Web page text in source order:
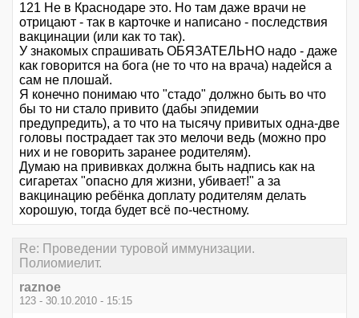
121 Не в Краснодаре это. Но там даже врачи не
отрицают - так в карточке и написано - последствия
вакцинации (или как то так).
У знакомых спрашивать ОБЯЗАТЕЛЬНО надо - даже
как говорится на бога (не то что на врача) надейся а
сам не плошай.
Я конечно понимаю что "стадо" должно быть во что
бы то ни стало привито (дабы эпидемии
предупредить), а то что на тысячу привитых одна-две
головы пострадает так это мелочи ведь (можно про
них и не говорить заранее родителям).
Думаю на прививках должна быть надпись как на
сигаретах "опасно для жизни, убивает!" а за
вакцинацию ребёнка доплату родителям делать
хорошую, тогда будет всё по-честному.
Re: Проведении туровой иммунизации.
Полиомиелит.
raznoe
123 - 30.10.2010 - 15:15